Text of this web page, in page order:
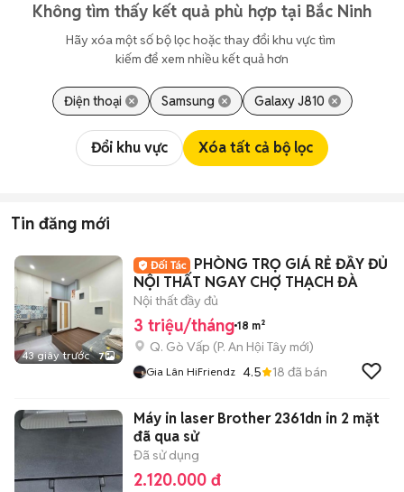
Không tìm thấy kết quả phù hợp tại Bắc Ninh
Hãy xóa một số bộ lọc hoặc thay đổi khu vực tìm
kiếm để xem nhiều kết quả hơn
Điện thoại Samsung Galaxy J810
Đổi khu vực Xóa tất cả bộ lọc
Tin đăng mới
43 giây trước 7
PHÒNG TRỌ GIÁ RẺ ĐẦY ĐỦ
NỘI THẤT NGAY CHỢ THẠCH ĐÀ
Nội thất đầy đủ
3 triệu/tháng 18 m²
Q. Gò Vấp (P. An Hội Tây mới)
Gia Lân HiFriendz 4.5 18 đã bán
Máy in laser Brother 2361dn in 2 mặt
đã qua sử
Đã sử dụng
2.120.000 đ